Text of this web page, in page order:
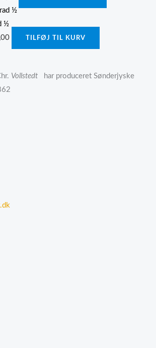
½
TILFØJ TIL KURV
Vollstedt har produceret Sønderjyske